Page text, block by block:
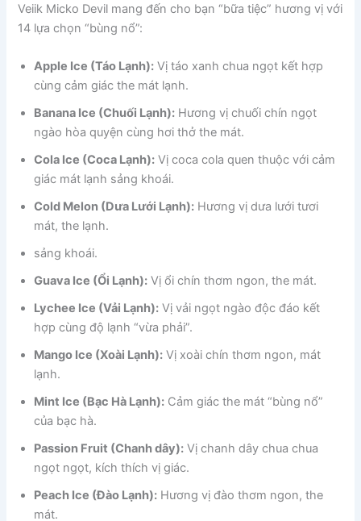
Veiik Micko Devil mang đến cho bạn “bữa tiệc” hương vị với
14 lựa chọn “bùng nổ”:
Apple Ice (Táo Lạnh): Vị táo xanh chua ngọt kết hợp
cùng cảm giác the mát lạnh.
Banana Ice (Chuối Lạnh): Hương vị chuối chín ngọt
ngào hòa quyện cùng hơi thở the mát.
Cola Ice (Coca Lạnh): Vị coca cola quen thuộc với cảm
giác mát lạnh sảng khoái.
Cold Melon (Dưa Lưới Lạnh): Hương vị dưa lưới tươi
mát, the lạnh.
sảng khoái.
Guava Ice (Ổi Lạnh): Vị ổi chín thơm ngon, the mát.
Lychee Ice (Vải Lạnh): Vị vải ngọt ngào độc đáo kết
hợp cùng độ lạnh “vừa phải”.
Mango Ice (Xoài Lạnh): Vị xoài chín thơm ngon, mát
lạnh.
Mint Ice (Bạc Hà Lạnh): Cảm giác the mát “bùng nổ”
của bạc hà.
Passion Fruit (Chanh dây): Vị chanh dây chua chua
ngọt ngọt, kích thích vị giác.
Peach Ice (Đào Lạnh): Hương vị đào thơm ngon, the
mát.